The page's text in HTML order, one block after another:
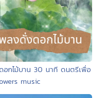
อกไม้บาน 30 นาที ดนตรีเพื่อ
music